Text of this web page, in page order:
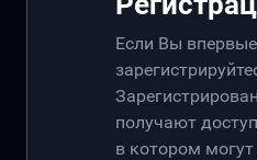
Если Вы
получают
в котором